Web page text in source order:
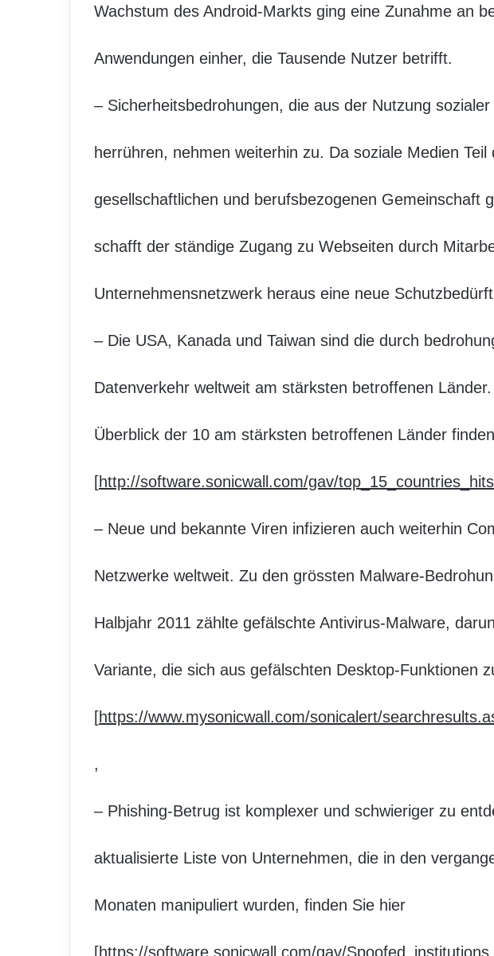
Wachstum des Android-Markts ging eine Zunahme an
Anwendungen einher, die Tausende Nutzer betrifft.
– Sicherheitsbedrohungen, die aus der Nutzung sozialer
herrühren, nehmen weiterhin zu. Da soziale Medien Teil
gesellschaftlichen und berufsbezogenen Gemeinschaft
schafft der ständige Zugang zu Webseiten durch
Unternehmensnetzwerk heraus eine neue
– Die USA, Kanada und Taiwan sind die durch
Datenverkehr weltweit am stärksten betroffenen
Überblick der 10 am stärksten betroffenen Länder
[http://software.sonicwall.com/gav/
– Neue und bekannte Viren infizieren auch weiterhin
Netzwerke weltweit. Zu den grössten Malware-
Halbjahr 2011 zählte gefälschte Antivirus-Malware,
Variante, die sich aus gefälschten Desktop-Funktionen
[https://www.mysonicwall.com/sonicalert/
,
– Phishing-Betrug ist komplexer und schwieriger zu
aktualisierte Liste von Unternehmen, die in den
Monaten manipuliert wurden, finden Sie hier
[https://software.sonicwall.com/gav/